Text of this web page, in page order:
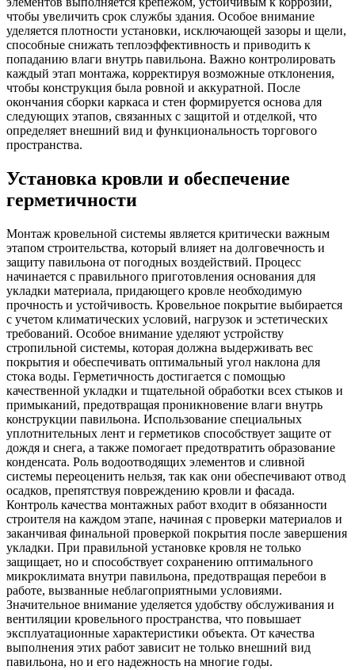
чтобы увеличить срок службы здания. Особое внимание
уделяется плотности установки, исключающей зазоры и щели,
способные снижать теплоэффективность и приводить к
попаданию влаги внутрь павильона. Важно контролировать
каждый этап монтажа, корректируя возможные отклонения,
чтобы конструкция была ровной и аккуратной. После
окончания сборки каркаса и стен формируется основа для
следующих этапов, связанных с защитой и отделкой, что
определяет внешний вид и функциональность торгового
пространства.
Установка кровли и обеспечение
герметичности
Монтаж кровельной системы является критически важным
этапом строительства, который влияет на долговечность и
защиту павильона от погодных воздействий. Процесс
начинается с правильного приготовления основания для
укладки материала, придающего кровле необходимую
прочность и устойчивость. Кровельное покрытие выбирается
с учетом климатических условий, нагрузок и эстетических
требований. Особое внимание уделяют устройству
стропильной системы, которая должна выдерживать вес
покрытия и обеспечивать оптимальный угол наклона для
стока воды. Герметичность достигается с помощью
качественной укладки и тщательной обработки всех стыков и
примыканий, предотвращая проникновение влаги внутрь
конструкции павильона. Использование специальных
уплотнительных лент и герметиков способствует защите от
дождя и снега, а также помогает предотвратить образование
конденсата. Роль водоотводящих элементов и сливной
системы переоценить нельзя, так как они обеспечивают отвод
осадков, препятствуя повреждению кровли и фасада.
Контроль качества монтажных работ входит в обязанности
строителя на каждом этапе, начиная с проверки материалов и
заканчивая финальной проверкой покрытия после завершения
укладки. При правильной установке кровля не только
защищает, но и способствует сохранению оптимального
микроклимата внутри павильона, предотвращая перебои в
работе, вызванные неблагоприятными условиями.
Значительное внимание уделяется удобству обслуживания и
вентиляции кровельного пространства, что повышает
эксплуатационные характеристики объекта. От качества
выполнения этих работ зависит не только внешний вид
павильона, но и его надежность на многие годы.